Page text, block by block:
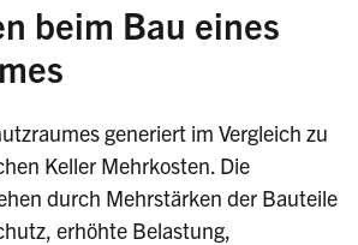
beim Bau eines
generiert im Vergleich zu
Keller Mehrkosten. Die
durch Mehrstärken der Bauteile
erhöhte Belastung,